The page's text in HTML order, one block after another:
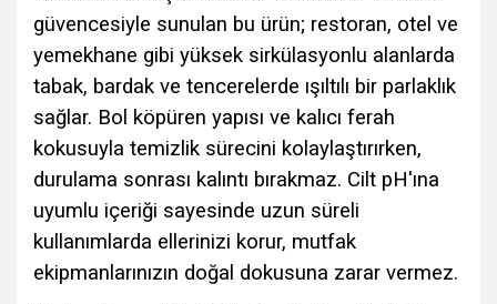
güvencesiyle sunulan bu ürün; restoran, otel ve
yemekhane gibi yüksek sirkülasyonlu alanlarda
tabak, bardak ve tencerelerde ışıltılı bir parlaklık
sağlar. Bol köpüren yapısı ve kalıcı ferah
kokusuyla temizlik sürecini kolaylaştırırken,
durulama sonrası kalıntı bırakmaz. Cilt pH'ına
uyumlu içeriği sayesinde uzun süreli
kullanımlarda ellerinizi korur, mutfak
ekipmanlarınızın doğal dokusuna zarar vermez.